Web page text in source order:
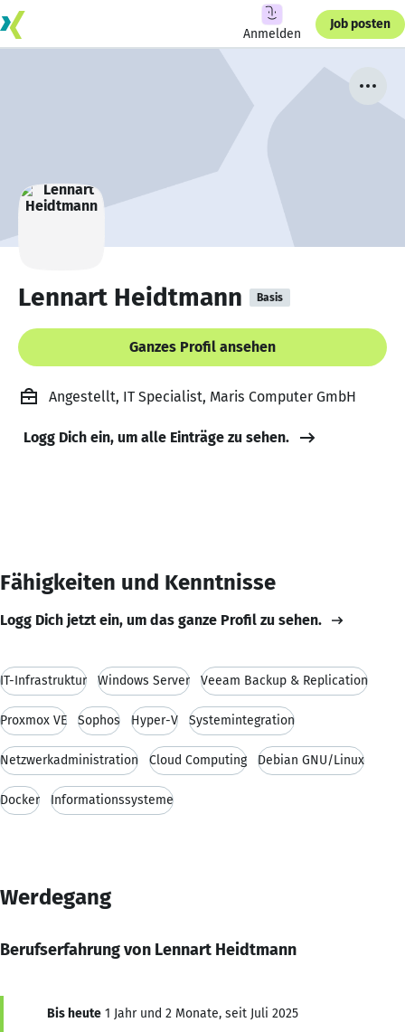
Anmelden
Job posten
Lennart Heidtmann Basis
Ganzes Profil ansehen
Angestellt, IT Specialist, Maris Computer GmbH
Logg Dich ein, um alle Einträge zu sehen.
Fähigkeiten und Kenntnisse
Logg Dich jetzt ein, um das ganze Profil zu sehen.
IT-Infrastruktur Windows Server Veeam Backup & Replication
Proxmox VE Sophos Hyper-V Systemintegration
Netzwerkadministration Cloud Computing Debian GNU/Linux
Docker Informationssysteme
Werdegang
Berufserfahrung von Lennart Heidtmann
Bis heute 1 Jahr und 2 Monate, seit Juli 2025